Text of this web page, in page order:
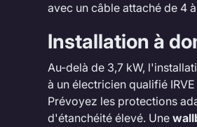
avec un câble attaché de 4
Installation à
Au-delà de 3,7 kW,
à un électricien qualifié
Prévoyez les protections
d'étanchéité élevé. Une